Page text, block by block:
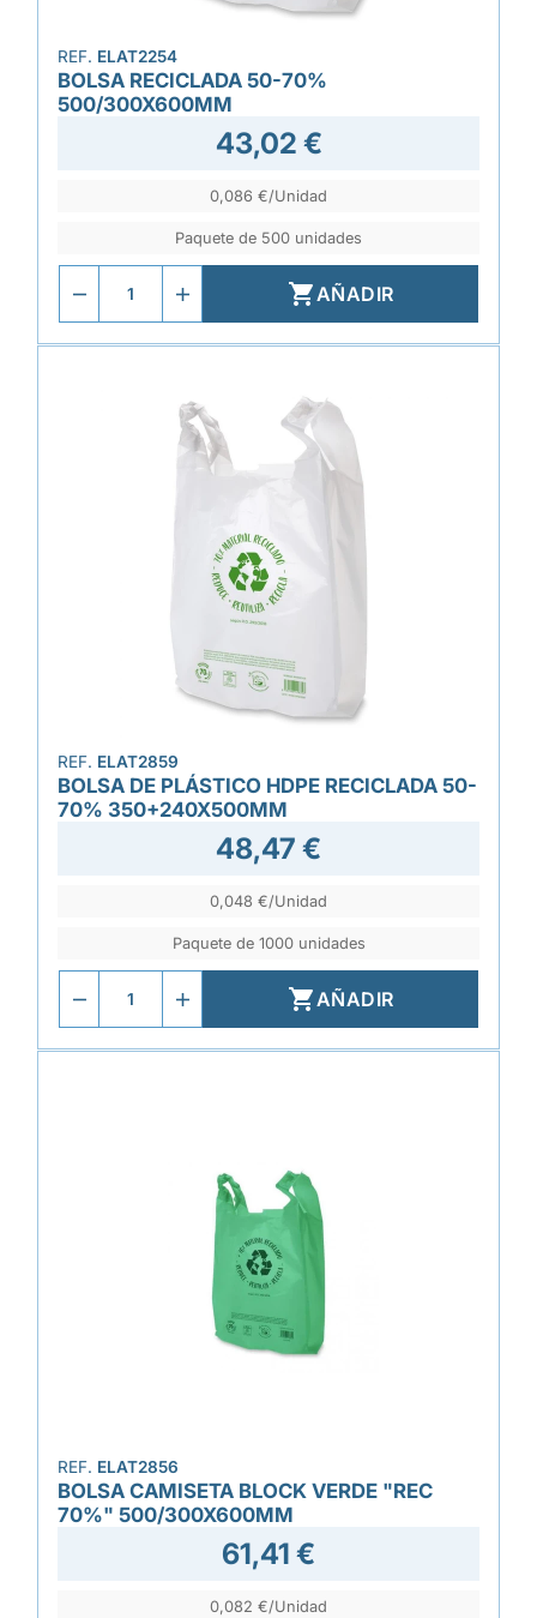
REF. ELAT2254
BOLSA RECICLADA 50-70%
500/300X600MM
43,02 €
0,086 €/Unidad
Paquete de 500 unidades
AÑADIR
REF. ELAT2859
BOLSA DE PLÁSTICO HDPE RECICLADA 50-
70% 350+240X500MM
48,47 €
0,048 €/Unidad
Paquete de 1000 unidades
AÑADIR
REF. ELAT2856
BOLSA CAMISETA BLOCK VERDE "REC
70%" 500/300X600MM
61,41 €
0,082 €/Unidad